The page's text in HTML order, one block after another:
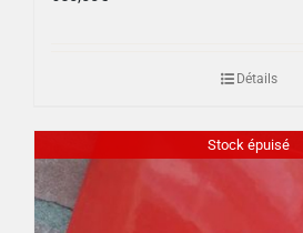
Détails
Stock épuisé